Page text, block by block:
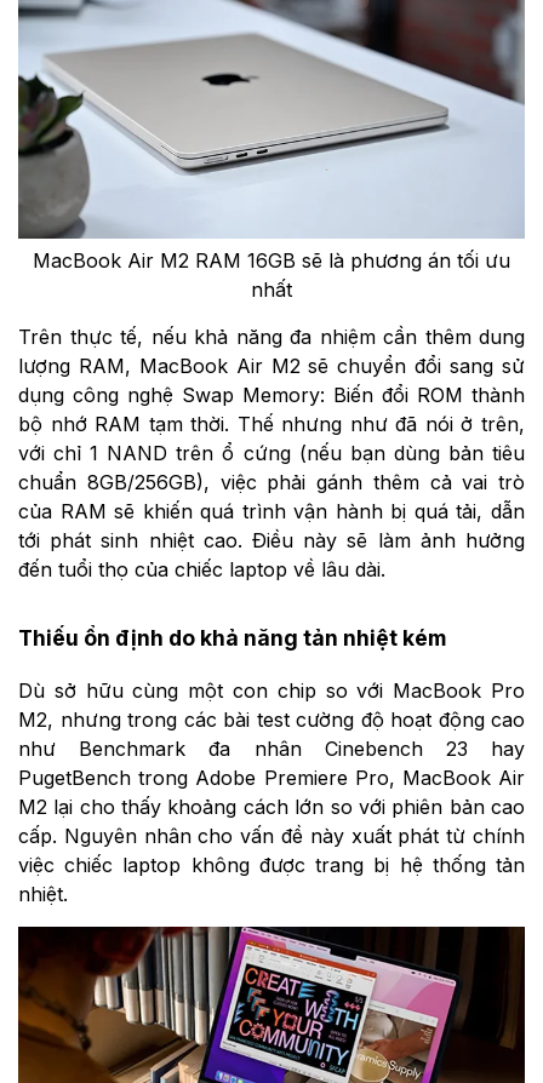
MacBook Air M2 RAM 16GB sẽ là phương án tối ưu
nhất
Trên thực tế, nếu khả năng đa nhiệm cần thêm dung
lượng RAM, MacBook Air M2 sẽ chuyển đổi sang sử
dụng công nghệ Swap Memory: Biến đổi ROM thành
bộ nhớ RAM tạm thời. Thế nhưng như đã nói ở trên,
với chỉ 1 NAND trên ổ cứng (nếu bạn dùng bản tiêu
chuẩn 8GB/256GB), việc phải gánh thêm cả vai trò
của RAM sẽ khiến quá trình vận hành bị quá tải, dẫn
tới phát sinh nhiệt cao. Điều này sẽ làm ảnh hưởng
đến tuổi thọ của chiếc laptop về lâu dài.
Thiếu ổn định do khả năng tản nhiệt kém
Dù sở hữu cùng một con chip so với MacBook Pro
M2, nhưng trong các bài test cường độ hoạt động cao
như Benchmark đa nhân Cinebench 23 hay
PugetBench trong Adobe Premiere Pro, MacBook Air
M2 lại cho thấy khoảng cách lớn so với phiên bản cao
cấp. Nguyên nhân cho vấn đề này xuất phát từ chính
việc chiếc laptop không được trang bị hệ thống tản
nhiệt.